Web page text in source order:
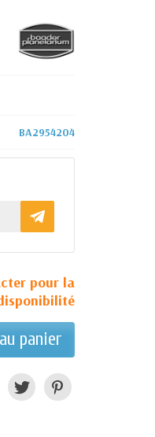
BA2954204
pour la
panier